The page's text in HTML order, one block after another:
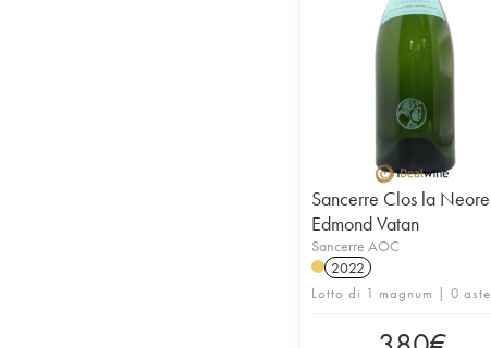
Sancerre Clos la Neore
Edmond Vatan
Sancerre AOC
2022
Lotto di 1 magnum | 0 aste